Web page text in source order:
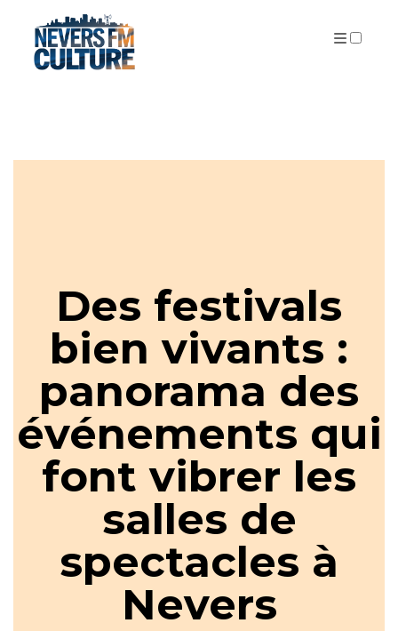
Des festivals
bien vivants :
panorama des
événements qui
font vibrer les
salles de
spectacles à
Nevers